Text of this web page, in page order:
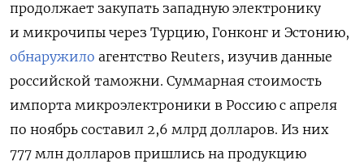
продолжает закупать западную электронику
и микрочипы через Турцию, Гонконг и Эстонию,
обнаружило агентство Reuters, изучив данные
российской таможни. Суммарная стоимость
импорта микроэлектроники в Россию с апреля
по ноябрь составил 2,6 млрд долларов. Из них
777 млн долларов пришлись на продукцию